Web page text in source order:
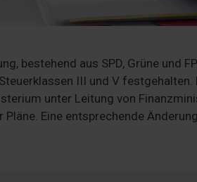
bestehend aus SPD, Grüne und
III und V
unter Leitung von
Pläne. Eine entsprechende